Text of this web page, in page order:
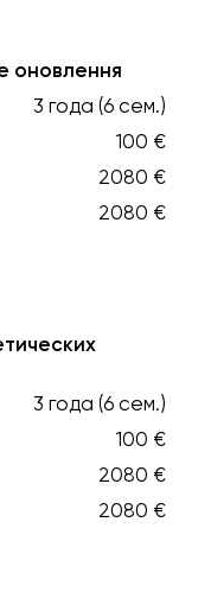
оновлення
3 года (6 сем.)
100 €
2080 €
2080 €
3 года (6 сем.)
100 €
2080 €
2080 €